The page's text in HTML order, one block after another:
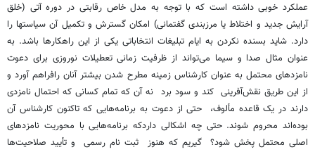
عملکرد خوبی داشته است که با توجه به مدل خاص رقابتی در دوره آتی (خلق
آرایش جدید و اختلاط یا مرزبندی گفتمانی) امکان گسترش و تکمیل آن سیاستها را
دارد. شاید بسنده نکردن به ایام تبلیغات انتخاباتی یکی از این راهکارها باشد. به
عنوان مثال صدا و سیما می‌تواند از ظرفیت زمانی تعطیلات نوروزی برای دعوت
نامزدهای محتمل به عنوان کارشناس زمینه مطرح شدن بیشتر آنان رافراهم آورد و
از این طریق نقش‌آفرینی کند و سود برد نه آن که تمام کسانی که احتمال نامزدی
دارند در یک قاعده مألوف، حتی از دعوت به برنامه‌هایی که تاکنون کارشناس آن
بوده‌اند محروم شوند. حتی چه اشکالی داردکه برنامه‌هایی با محوریت نامزدهای
اصلی محتمل پخش شود؟ گیریم که هنوز ثبت نام رسمی و تأیید صلاحیت‌ها